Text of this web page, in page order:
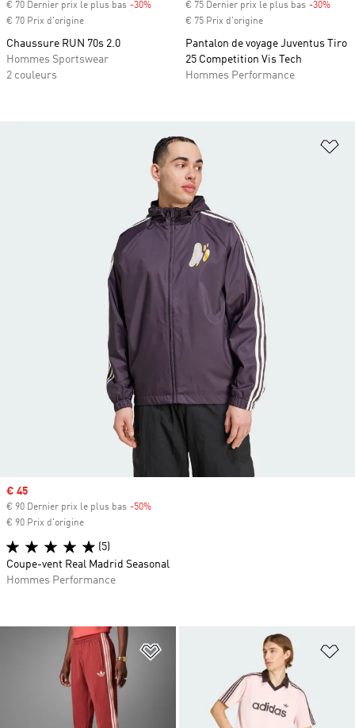
€ 70 Dernier prix le plus bas -30%
€ 70 Prix d'origine
Chaussure RUN 70s 2.0
Hommes Sportswear
2 couleurs
€ 75 Dernier prix le plus bas -30%
€ 75 Prix d'origine
Pantalon de voyage Juventus Tiro
25 Competition Vis Tech
Hommes Performance
Ajouter à la Liste de produits
Prix soldé
€ 45
€ 90 Dernier prix le plus bas -50%
€ 90 Prix d'origine
(5)
Coupe-vent Real Madrid Seasonal
Hommes Performance